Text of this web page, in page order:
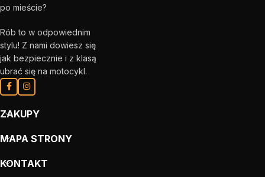
po mieście?
Rób to w odpowiednim
stylu! Z nami dowiesz się
jak bezpiecznie i z klasą
ubrać się na motocykl.
ZAKUPY
MAPA STRONY
KONTAKT